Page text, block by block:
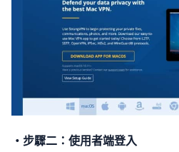
・步驟二：使用者端登入